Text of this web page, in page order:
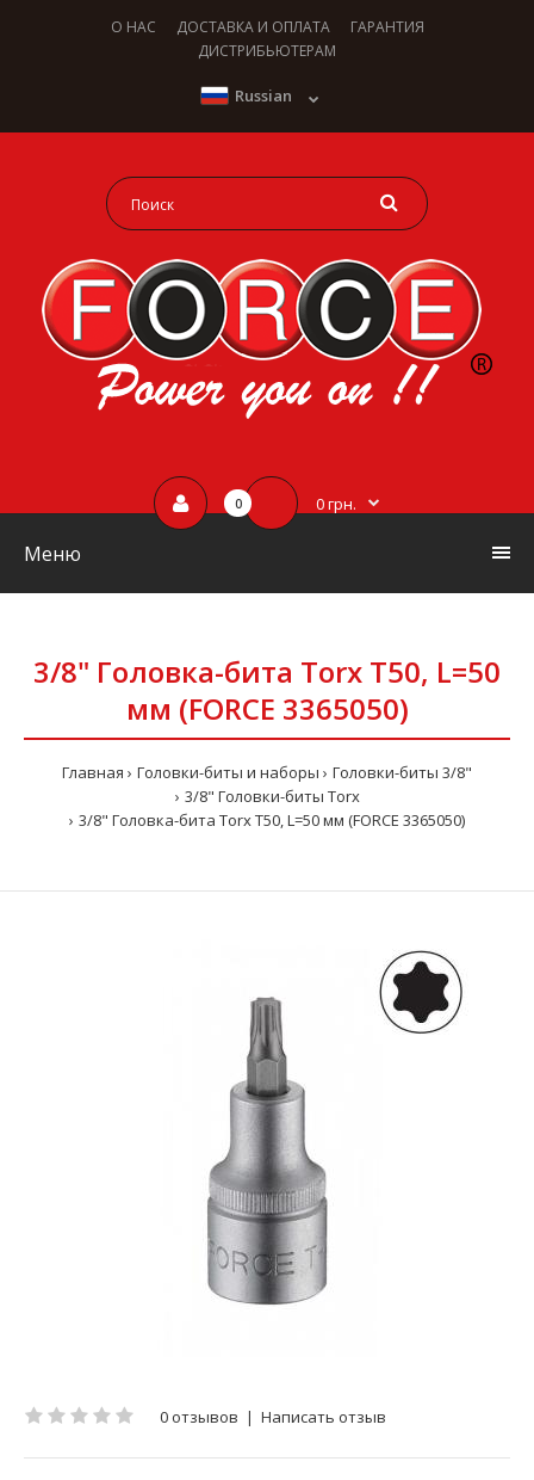
О НАС ДОСТАВКА И ОПЛАТА
ГАРАНТИЯ
ДИСТРИБЬЮТЕРАМ
Russian
0 0 грн.
Меню
3/8" Головка-бита Torx Т50, L=50
мм (FORCE 3365050)
Главная Головки-биты и наборы
Головки-биты 3/8"
3/8" Головки-биты Torx
3/8" Головка-бита Torx Т50, L=50 мм (FORCE 3365050)
0 отзывов | Написать отзыв